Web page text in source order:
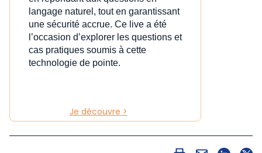
langage naturel, tout en garantissant
une sécurité accrue. Ce live a été
l’occasion d’explorer les questions et
cas pratiques soumis à cette
technologie de pointe.
Je découvre >